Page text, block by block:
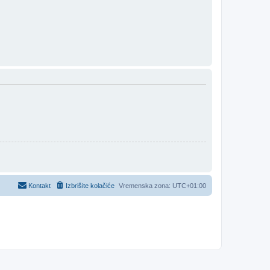
Vremenska zona: UTC+01:00
Izbrišite kolačiće
Kontakt